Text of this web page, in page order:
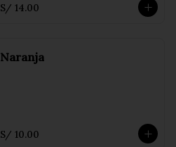
S/ 14.00
Naranja
S/ 10.00